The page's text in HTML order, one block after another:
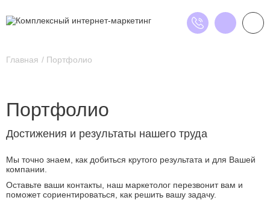
Главная Портфолио
Портфолио
Достижения и результаты нашего труда
Мы точно знаем, как добиться крутого результата и для Вашей
компании.
Оставьте ваши контакты, наш маркетолог перезвонит вам и
поможет сориентироваться, как решить вашу задачу.